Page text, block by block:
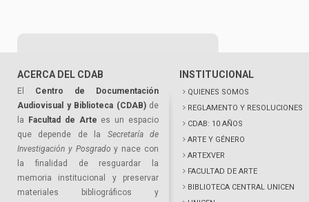
ACERCA DEL CDAB
El Centro de Documentación
Audiovisual y Biblioteca (CDAB)de
la
Facultad de Arte es un espacio
que depende de la Secretaría de
Investigación y Posgrado y nace con
la finalidad de resguardar la
memoria institucional y preservar
materiales bibliográficos y
INSTITUCIONAL
QUIENES SOMOS
REGLAMENTO Y RESOLUCIONES
CDAB: 10 AÑOS
ARTE Y GÉNERO
ARTEXVER
FACULTAD DE ARTE
BIBLIOTECA CENTRAL UNICEN